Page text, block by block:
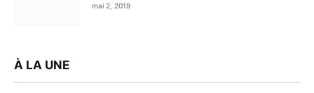
mai 2, 2019
À LA UNE